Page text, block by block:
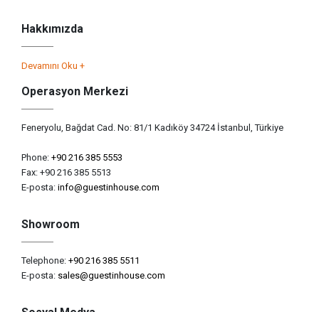
Hakkımızda
Devamını Oku +
Operasyon Merkezi
Feneryolu, Bağdat Cad. No: 81/1 Kadıköy 34724 İstanbul, Türkiye
Phone: +90 216 385 5553
Fax: +90 216 385 5513
E-posta: info@guestinhouse.com
Showroom
Telephone: +90 216 385 5511
E-posta: sales@guestinhouse.com